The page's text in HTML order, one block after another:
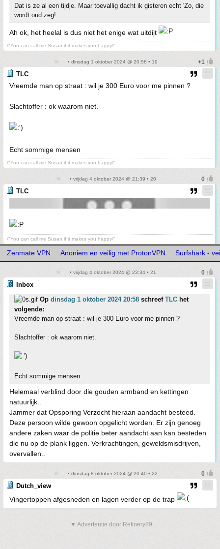
Dat is ze al een tijdje. Maar toevallig dacht ik gisteren echt 'Zo, die
wordt oud zeg!
Ah ok, het heelal is dus niet het enige wat uitdijt
\"You can call me Susan if it makes you happy\"
• dinsdag 1 oktober 2024 @ 20:58 • 19
TLC
Vreemde man op straat : wil je 300 Euro voor me pinnen ?
Slachtoffer : ok waarom niet.
Echt sommige mensen
\"You can call me Susan if it makes you happy\"
• vrijdag 4 oktober 2024 @ 21:39 • 20
TLC
\"You can call me Susan if it makes you happy\"
Zenmate VPN Anoniem en veilig met ProtonVPN Surfshark -
• vrijdag 4 oktober 2024 @ 23:34 • 21
Inbox
Op dinsdag 1 oktober 2024 20:58 schreef TLC het
volgende:
Vreemde man op straat : wil je 300 Euro voor me pinnen ?
Slachtoffer : ok waarom niet.
Echt sommige mensen
Helemaal verblind door die gouden armband en kettingen
natuurlijk..
Jammer dat Opsporing Verzocht hieraan aandacht besteed.
Deze persoon wilde gewoon opgelicht worden. Er zijn genoeg
andere zaken waar de politie beter aandacht aan kan besteden
die nu op de plank liggen. Verkrachtingen, geweldsmisdrijven,
overvallen..
• dinsdag 8 oktober 2024 @ 20:40 • 22
Dutch_view
Vingertoppen afgesneden en lagen verder op de trap
▼ Advertentie door Refinery89